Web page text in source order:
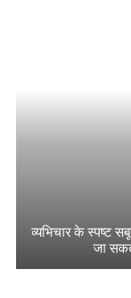
व्यभिचार के स्पष्ट
जा